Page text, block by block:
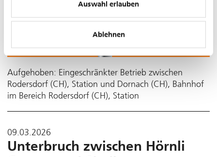
Auswahl erlauben
Ablehnen
Aufgehoben: Eingeschränkter Betrieb zwischen
Rodersdorf (CH), Station und Dornach (CH), Bahnhof
im Bereich Rodersdorf (CH), Station
09.03.2026
Unterbruch zwischen Hörnli